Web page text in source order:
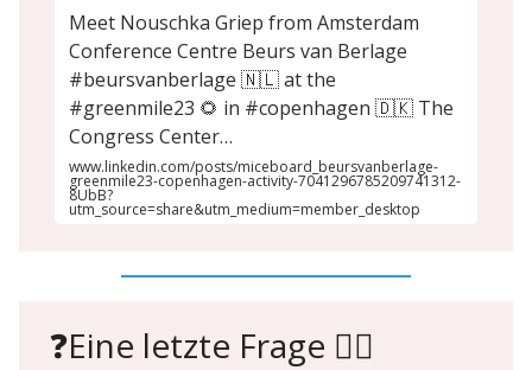
Meet Nouschka Griep from Amsterdam
Conference Centre Beurs van Berlage
#beursvanberlage 🇳🇱 at the
#greenmile23 🌻 in #copenhagen 🇩🇰 The
Congress Center…
www.linkedin.com/posts/miceboard_beursvanberlage-
greenmile23-copenhagen-activity-7041296785209741312-
8UbB?
utm_source=share&utm_medium=member_desktop
❓Eine letzte Frage 🙋‍♀️